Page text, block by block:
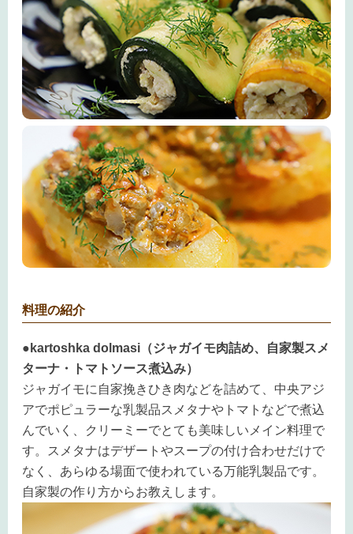
料理の紹介
●kartoshka dolmasi（ジャガイモ肉詰め、自家製スメ
ターナ・トマトソース煮込み）
ジャガイモに自家挽きひき肉などを詰めて、中央アジ
アでポピュラーな乳製品スメタナやトマトなどで煮込
んでいく、クリーミーでとても美味しいメイン料理で
す。スメタナはデザートやスープの付け合わせだけで
なく、あらゆる場面で使われている万能乳製品です。
自家製の作り方からお教えします。